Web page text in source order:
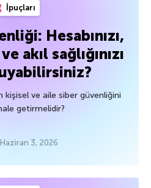
İpuçları
Hesabınızı,
akıl sağlığınızı
kişisel ve aile siber güvenliğini
getirmelidir?
Haziran 3, 2026